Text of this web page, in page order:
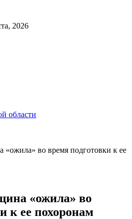
2026
области
во время подготовки к ее
«ожила» во
к ее похоронам